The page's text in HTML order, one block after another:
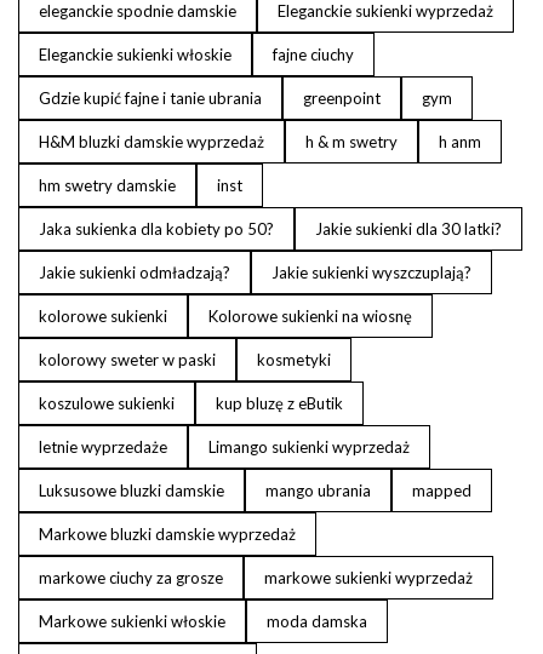
eleganckie spodnie damskie Eleganckie sukienki wyprzedaż
Eleganckie sukienki włoskie fajne ciuchy
Gdzie kupić fajne i tanie ubrania greenpoint gym
H&M bluzki damskie wyprzedaż h & m swetry h anm
hm swetry damskie inst
Jaka sukienka dla kobiety po 50? Jakie sukienki dla 30 latki?
Jakie sukienki odmładzają? Jakie sukienki wyszczuplają?
kolorowe sukienki Kolorowe sukienki na wiosnę
kolorowy sweter w paski kosmetyki
koszulowe sukienki kup bluzę z eButik
letnie wyprzedaże Limango sukienki wyprzedaż
Luksusowe bluzki damskie mango ubrania mapped
Markowe bluzki damskie wyprzedaż
markowe ciuchy za grosze markowe sukienki wyprzedaż
Markowe sukienki włoskie moda damska